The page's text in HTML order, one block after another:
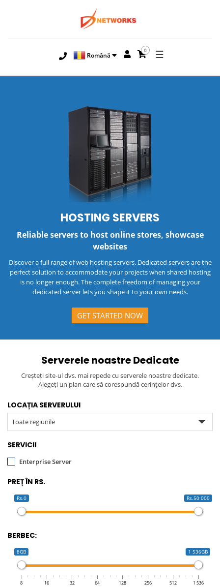
Română
0 ☰
HOSTING SERVERS
Reliable servers to host online stores, showcase
websites
Discover a full range of web hosting servers. Dedicated servers are the
perfect solution to accommodate your projects when shared hosting
is no longer enough. The complete freedom of managing your
dedicated server lets you shape it to your own needs.
GET STARTED NOW
Serverele noastre Dedicate
Creșteți site-ul dvs. mai repede cu serverele noastre dedicate.
Alegeți un plan care să corespundă cerințelor dvs.
LOCAȚIA SERVERULUI
Toate regiunile
SERVICII
Enterprise Server
PREȚ ÎN RS.
Rs.0 Rs.50 000
BERBEC:
8GB 1 536GB
8 16 32 64 128 256 512 1 536